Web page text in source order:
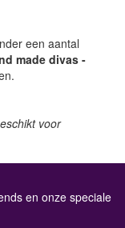
een aantal
made divas -
voor
en onze speciale